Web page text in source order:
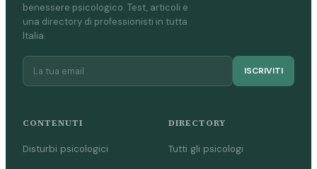
benessere psicologico. Test, articoli e
una directory di professionisti in tutta
Italia.
ISCRIVITI
CONTENUTI
Disturbi psicologici
DIRECTORY
Tutti gli psicologi